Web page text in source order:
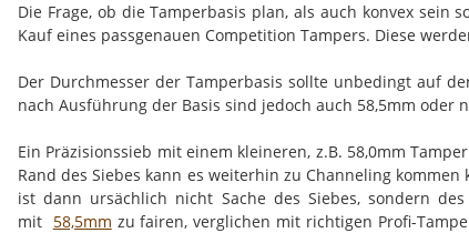
Die Frage, ob die Tamperbasis plan, als auch konvex
Kauf eines passgenauen Competition Tampers. Diese
Der Durchmesser der Tamperbasis sollte unbedingt auf
nach Ausführung der Basis sind jedoch auch 58,5mm oder
Ein Präzisionssieb mit einem kleineren, z.B. 58,0mm
Rand des Siebes kann es weiterhin zu Channeling
ist dann ursächlich nicht Sache des Siebes, sondern
mit 58,5mm zu fairen, verglichen mit richtigen Profi-